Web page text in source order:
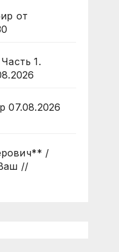
от
1.
07.08.2026
/
//